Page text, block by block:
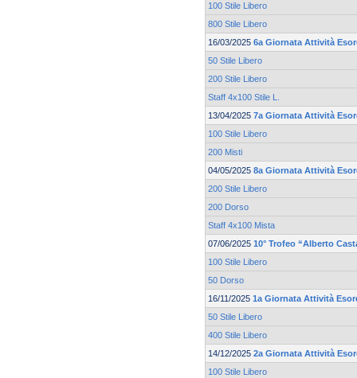
100 Stile Libero
800 Stile Libero
16/03/2025 6a Giornata Attività
50 Stile Libero
200 Stile Libero
Staff 4x100 Stile L.
13/04/2025 7a Giornata Attività
100 Stile Libero
200 Misti
04/05/2025 8a Giornata Attività
200 Stile Libero
200 Dorso
Staff 4x100 Mista
07/06/2025 10° Trofeo “Alberto
100 Stile Libero
50 Dorso
16/11/2025 1a Giornata Attività
50 Stile Libero
400 Stile Libero
14/12/2025 2a Giornata Attività
100 Stile Libero